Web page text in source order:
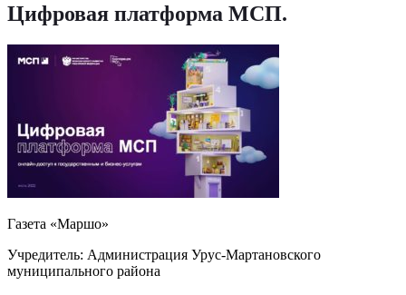
Цифровая платформа МСП.
Газета «Маршо»
Учредитель: Администрация Урус-Мартановского
муниципального района